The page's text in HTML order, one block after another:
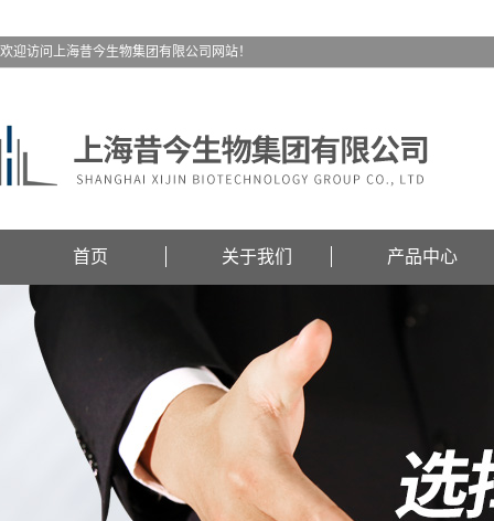
欢迎访问上海昔今生物集团有限公司网站！
首页 关于我们 产品中心